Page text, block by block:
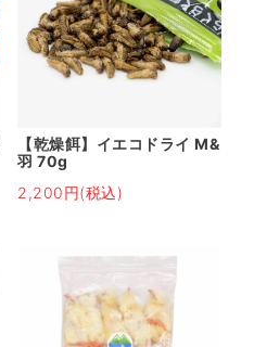
【乾燥餌】イエコドライ M&
羽 70g
2,200円(税込)